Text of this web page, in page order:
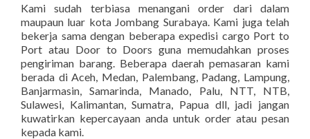
Kami sudah terbiasa menangani order dari dalam
maupaun luar kota Jombang Surabaya. Kami juga telah
bekerja sama dengan beberapa expedisi cargo Port to
Port atau Door to Doors guna memudahkan proses
pengiriman barang. Beberapa daerah pemasaran kami
berada di Aceh, Medan, Palembang, Padang, Lampung,
Banjarmasin, Samarinda, Manado, Palu, NTT, NTB,
Sulawesi, Kalimantan, Sumatra, Papua dll, jadi jangan
kuwatirkan kepercayaan anda untuk order atau pesan
kepada kami.